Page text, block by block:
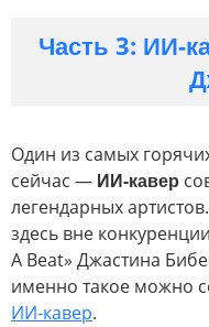
Часть 3: ИИ-
Один из самых
сейчас — ИИ-кавер
легендарных
здесь вне
A Beat» Джастина
именно такое можно
ИИ-кавер.